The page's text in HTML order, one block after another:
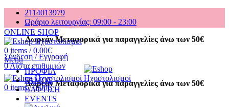
2114013979
Ωράριο λειτουργίας: 09:00 - 23:00
Δωρεάν Μεταφορικά για παραγγελίες άνω των 50€
Σύνδεση / Εγγραφή
0Λίστα επιθυμιών
Δωρεάν Μεταφορικά για παραγγελίες άνω των 50€
ONLINE SHOP
0 items / 0.00€
Menu
0 items / 0.00€
ΠΡΟΦΙΛ
ΓΑΜΟΣ
ΒΑΦΤΙΣΗ
EVENTS